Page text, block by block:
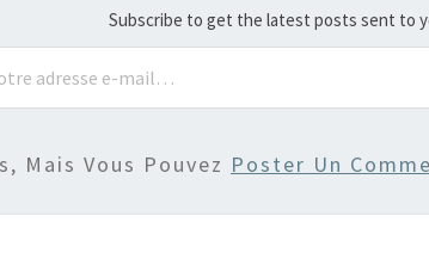
Subscribe to get the latest posts sent to
Mais Vous Pouvez Poster Un